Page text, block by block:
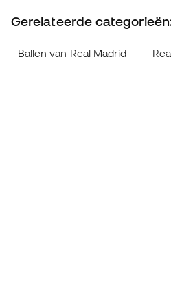
Gerelateerde
Ballen van Real Madrid